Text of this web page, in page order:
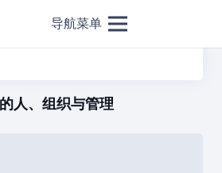
导航菜单
人、组织与管理